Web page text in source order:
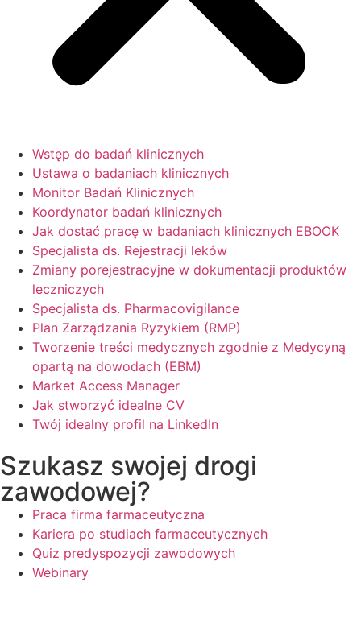
Wstęp do badań klinicznych
Ustawa o badaniach klinicznych
Monitor Badań Klinicznych
Koordynator badań klinicznych
Jak dostać pracę w badaniach klinicznych EBOOK
Specjalista ds. Rejestracji leków
Zmiany porejestracyjne w dokumentacji produktów
leczniczych
Specjalista ds. Pharmacovigilance
Plan Zarządzania Ryzykiem (RMP)
Tworzenie treści medycznych zgodnie z Medycyną
opartą na dowodach (EBM)
Market Access Manager
Jak stworzyć idealne CV
Twój idealny profil na LinkedIn
Szukasz swojej drogi
zawodowej?
Praca firma farmaceutyczna
Kariera po studiach farmaceutycznych
Quiz predyspozycji zawodowych
Webinary